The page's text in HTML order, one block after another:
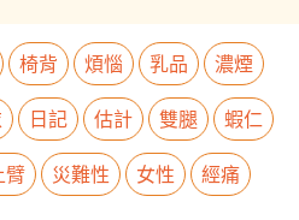
椅背 煩惱 乳品
濃煙
日記 估計 雙腿
蝦仁
臂 災難性 女性 經痛